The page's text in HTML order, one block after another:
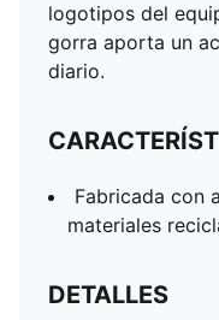
logotipos del
gorra aporta un
diario.
Fabricada con
materiales
DETALLES